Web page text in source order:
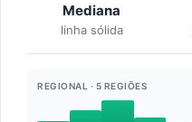
Mediana
linha sólida
REGIONAL · 5 REGIÕES